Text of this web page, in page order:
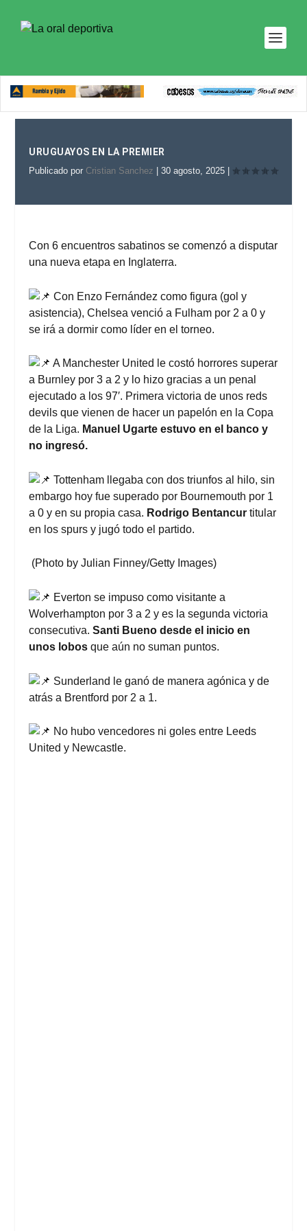
URUGUAYOS EN LA PREMIER
Publicado por Cristian Sanchez |30 agosto, 2025
Con 6encuentros sabatinos se comenzó a disputar
una nueva etapa en Inglaterra.
Con Enzo Fernández como figura (gol y
asistencia), Chelsea venció a Fulham por 2 a 0 y
se irá a dormir como líder en el torneo.
A Manchester United le costó horrores superar
a Burnley por 3 a 2 y lo hizo gracias a un penal
ejecutado a los 97′. Primera victoria de unos reds
devils que vienen de hacer un papelón en la Copa
de la Liga. Manuel Ugarte estuvo en el banco y
no ingresó.
Tottenham llegaba con dos triunfos al hilo, sin
embargo hoy fue superado por Bournemouth por 1
a 0 y en su propia casa. Rodrigo Bentancur titular
en los spurs y jugó todo el partido.
(Photo by Julian Finney/Getty Images)
Everton se impuso como visitante a
Wolverhampton por 3 a 2 y es la segunda victoria
consecutiva.Santi Bueno desde el inicio en
unos lobos que aún no suman puntos.
Sunderland le ganó de manera agónica y de
atrás a Brentford por 2 a 1.
No hubo vencedores ni goles entre Leeds
United y Newcastle.